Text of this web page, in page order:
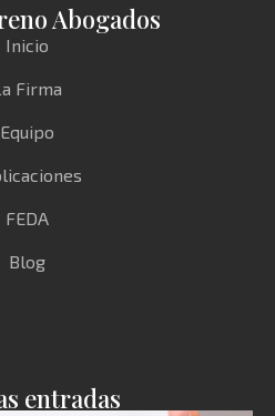
Abogados
Inicio
Firma
Equipo
FEDA
Blog
entradas